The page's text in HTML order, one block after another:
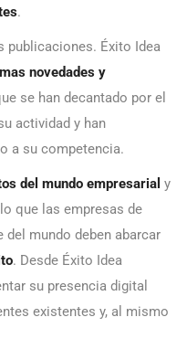
.
publicaciones. Éxito Idea
novedades y
se han decantado por el
actividad y han
a su competencia.
del mundo empresarial y
que las empresas de
mundo deben abarcar
. Desde Éxito Idea
su presencia digital
existentes y, al mismo